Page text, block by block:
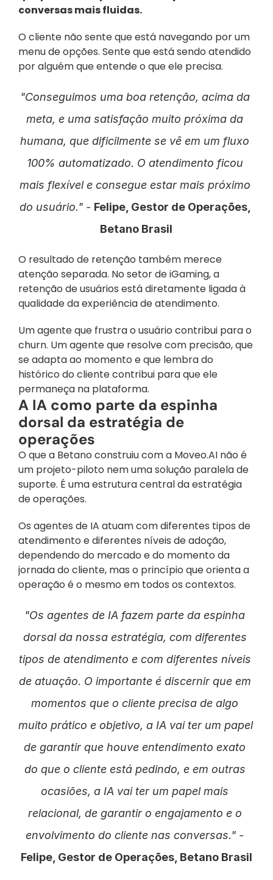
conversas mais fluidas.
O cliente não sente que está navegando por um
menu de opções. Sente que está sendo atendido
por alguém que entende o que ele precisa.
"Conseguimos uma boa retenção, acima da
meta, e uma satisfação muito próxima da
humana, que dificilmente se vê em um fluxo
100% automatizado. O atendimento ficou
mais flexível e consegue estar mais próximo
do usuário." - Felipe, Gestor de Operações,
Betano Brasil
O resultado de retenção também merece
atenção separada. No setor de iGaming, a
retenção de usuários está diretamente ligada à
qualidade da experiência de atendimento.
Um agente que frustra o usuário contribui para o
churn. Um agente que resolve com precisão, que
se adapta ao momento e que lembra do
histórico do cliente contribui para que ele
permaneça na plataforma.
A IA como parte da espinha
dorsal da estratégia de
operações
O que a Betano construiu com a Moveo.AI não é
um projeto-piloto nem uma solução paralela de
suporte. É uma estrutura central da estratégia
de operações.
Os agentes de IA atuam com diferentes tipos de
atendimento e diferentes níveis de adoção,
dependendo do mercado e do momento da
jornada do cliente, mas o princípio que orienta a
operação é o mesmo em todos os contextos.
"Os agentes de IA fazem parte da espinha
dorsal da nossa estratégia, com diferentes
tipos de atendimento e com diferentes níveis
de atuação. O importante é discernir que em
momentos que o cliente precisa de algo
muito prático e objetivo, a IA vai ter um papel
de garantir que houve entendimento exato
do que o cliente está pedindo, e em outras
ocasiões, a IA vai ter um papel mais
relacional, de garantir o engajamento e o
Felipe, Gestor de Operações, Betano Brasil